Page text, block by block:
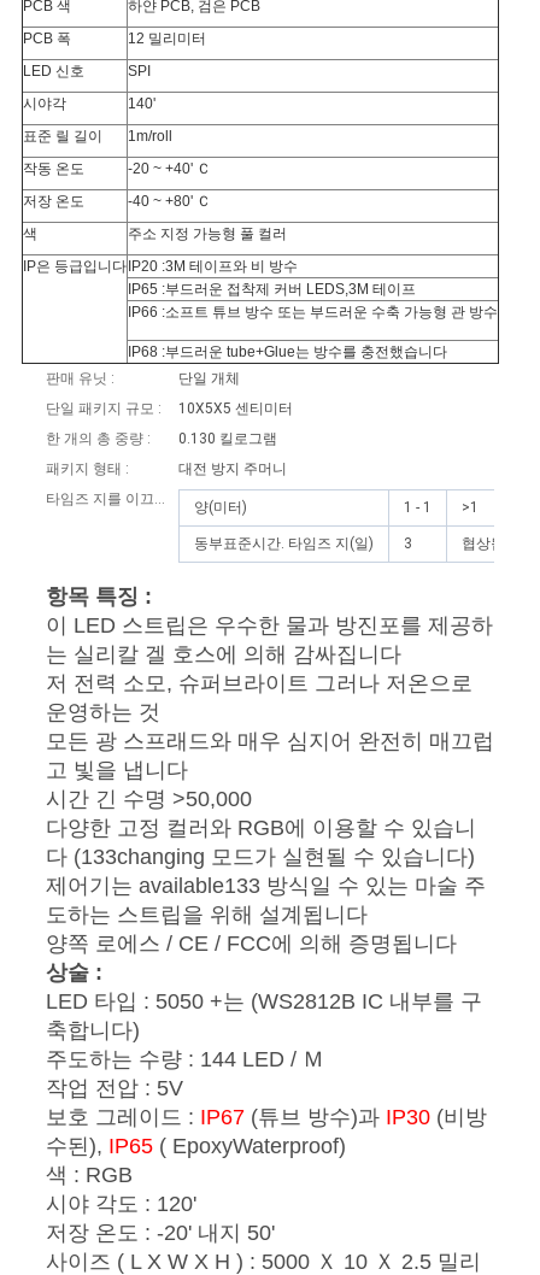
PCB 색
하얀 PCB, 검은 PCB
PCB 폭
12 밀리미터
LED 신호
SPI
시야각
140'
표준 릴 길이
1m/roll
작동 온도
-20 ~ +40' Ｃ
저장 온도
-40 ~ +80' Ｃ
색
주소 지정 가능형 풀 컬러
IP은 등급입니다IP20 :3M 테이프와 비 방수
IP65 :부드러운 접착제 커버 LEDS,3M 테이프
IP66 :소프트 튜브 방수 또는 부드러운 수축 가능형 관 방수
IP68 :부드러운 tube+Glue는 방수를 충전했습니다
판매 유닛 :
단일 개체
단일 패키지 규모 :
10X5X5 센티미터
한 개의 총 중량 :
0.130 킬로그램
패키지 형태 :
대전 방지 주머니
양(미터) 1 - 1 >1
동부표준시간. 타임즈 지(일) 3 협상됩니다
항목 특징 :
이 LED 스트립은 우수한 물과 방진포를 제공하
는 실리칼 겔 호스에 의해 감싸집니다
저 전력 소모, 슈퍼브라이트 그러나 저온으로
운영하는 것
모든 광 스프래드와 매우 심지어 완전히 매끄럽
고 빛을 냅니다
시간 긴 수명 >50,000
다양한 고정 컬러와 RGB에 이용할 수 있습니
다 (133changing 모드가 실현될 수 있습니다)
제어기는 available133 방식일 수 있는 마술 주
도하는 스트립을 위해 설계됩니다
양쪽 로에스 / CE / FCC에 의해 증명됩니다
상술 :
LED 타입 : 5050 +는 (WS2812B IC 내부를 구
축합니다)
주도하는 수량 : 144 LED / Ｍ
작업 전압 : 5V
보호 그레이드 : IP67 (튜브 방수)과 IP30(비방
수된), IP65( EpoxyWaterproof)
색 : RGB
시야 각도 : 120'
저장 온도 : -20' 내지 50'
사이즈 ( L X W X H ) : 5000 Ｘ 10 Ｘ 2.5 밀리